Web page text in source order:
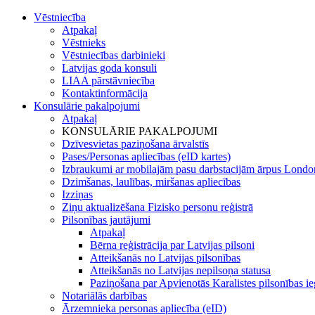
Vēstniecība
Atpakaļ
Vēstnieks
Vēstniecības darbinieki
Latvijas goda konsuli
LIAA pārstāvniecība
Kontaktinformācija
Konsulārie pakalpojumi
Atpakaļ
KONSULĀRIE PAKALPOJUMI
Dzīvesvietas paziņošana ārvalstīs
Pases/Personas apliecības (eID kartes)
Izbraukumi ar mobilajām pasu darbstacijām ārpus
Dzimšanas, laulības, miršanas apliecības
Izziņas
Ziņu aktualizēšana Fizisko personu reģistrā
Pilsonības jautājumi
Atpakaļ
Bērna reģistrācija par Latvijas pilsoni
Atteikšanās no Latvijas pilsonības
Atteikšanās no Latvijas nepilsoņa statusa
Paziņošana par Apvienotās Karalistes pilsonības
Notariālās darbības
Ārzemnieka personas apliecība (eID)